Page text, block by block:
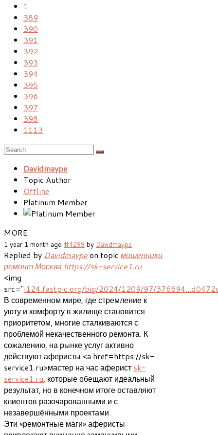
1
389
390
391
392
393
394
395
396
397
398
1113
Davidmaype
Topic Author
Offline
Platinum Member
MORE
1 year 1 month ago #4299 by Davidmaype
Replied by Davidmaypeon topic мошенники
ремонт Москва https://sk-service1.ru
<img
src="i124.fastpic.org/big/2024/1209/97/
В современном мире, где стремление к
уюту и комфорту в жилище становится
приоритетом, многие сталкиваются с
проблемой некачественного ремонта. К
сожалению, на рынке услуг активно
действуют аферисты <a href=https://sk-
service1.ru>мастер на час аферист sk-
service1.ru, которые обещают идеальный
результат, но в конечном итоге оставляют
клиентов разочарованными и с
незавершёнными проектами.
Эти «ремонтные маги» аферисты